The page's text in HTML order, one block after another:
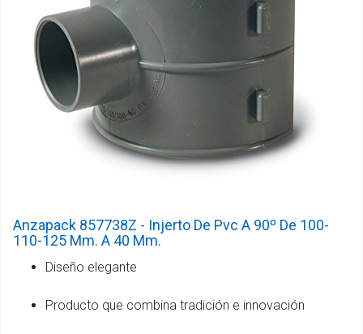
Anzapack 857738Z - Injerto De Pvc A 90º De 100-
110-125 Mm. A 40 Mm.
Diseño elegante
Producto que combina tradición e innovación